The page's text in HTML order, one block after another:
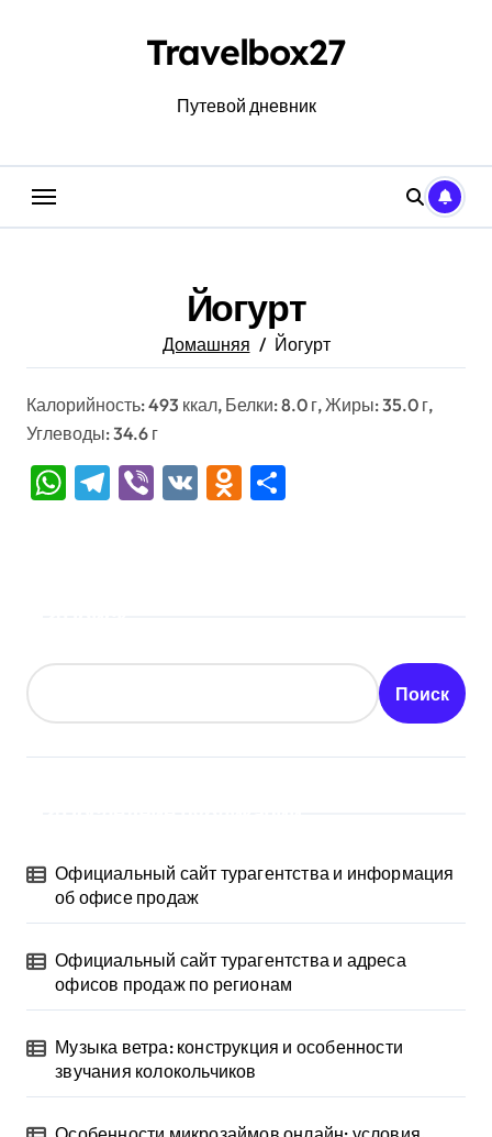
Travelbox27
Путевой дневник
Йогурт
Домашняя Йогурт
Калорийность: 493 ккал, Белки: 8.0 г, Жиры: 35.0 г,
Углеводы: 34.6 г
WhatsApp
Telegram
Viber
VK Odnoklassniki
Поиск
Официальный сайт турагентства и информация
об офисе продаж
Официальный сайт турагентства и адреса
офисов продаж по регионам
Музыка ветра: конструкция и особенности
звучания колокольчиков